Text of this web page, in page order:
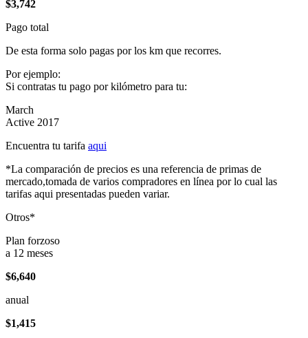
$3,742
Pago total
De esta forma solo pagas por los km que recorres.
Por ejemplo:
Si contratas tu pago por kilómetro para tu:
March
Active 2017
Encuentra tu tarifa aqui
*La comparación de precios es una referencia de primas de
mercado,tomada de varios compradores en línea por lo cual las
tarifas aqui presentadas pueden variar.
Otros*
Plan forzoso
a 12 meses
$6,640
anual
$1,415